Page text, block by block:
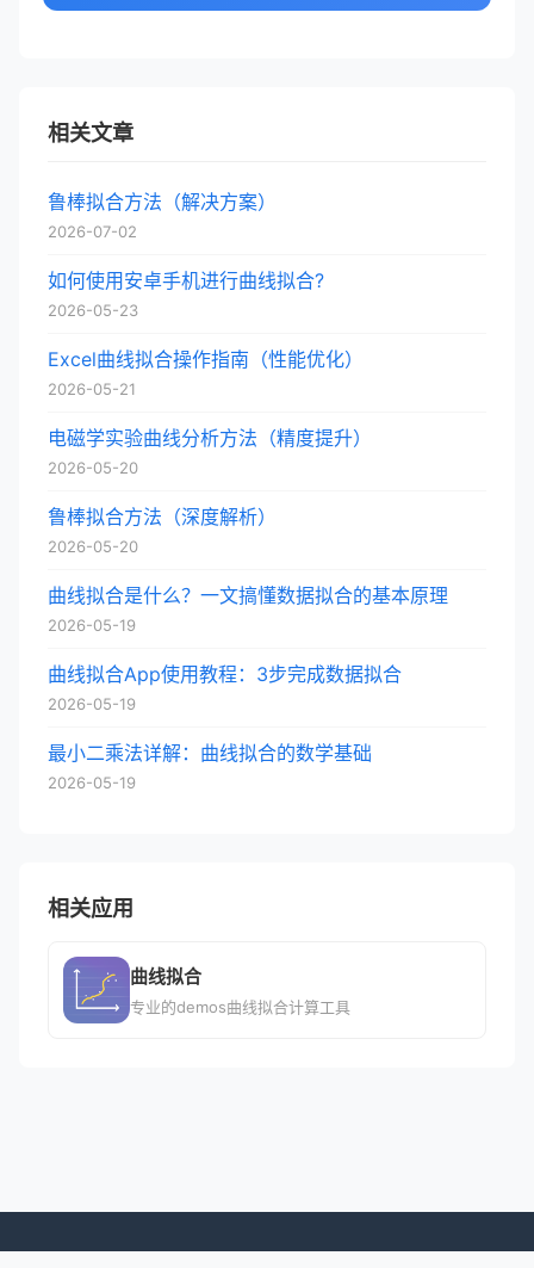
相关文章
鲁棒拟合方法（解决方案）
2026-07-02
如何使用安卓手机进行曲线拟合?
2026-05-23
Excel曲线拟合操作指南（性能优化）
2026-05-21
电磁学实验曲线分析方法（精度提升）
2026-05-20
鲁棒拟合方法（深度解析）
2026-05-20
曲线拟合是什么？一文搞懂数据拟合的基本原理
2026-05-19
曲线拟合App使用教程：3步完成数据拟合
2026-05-19
最小二乘法详解：曲线拟合的数学基础
2026-05-19
相关应用
曲线拟合
专业的demos曲线拟合计算工具